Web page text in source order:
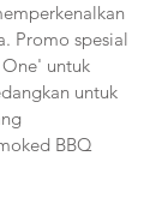
Promo spesial
untuk
untuk
BBQ